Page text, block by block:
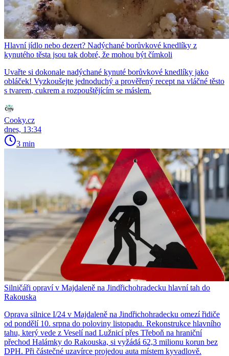
Hlavní jídlo nebo dezert? Nadýchané borůvkové knedlíky z
kynutého těsta jsou tak dobré, že mohou být čímkoli
Uvařte si dokonale nadýchané kynuté borůvkové knedlíky jako
obláček! Vyzkoušejte jednoduchý a prověřený recept na vláčné těsto
s tvarem, cukrem a rozpouštějícím se máslem.
Cooky.cz
dnes, 13:34
3 min
Silničáři opraví v Majdaleně na Jindřichohradecku hlavní tah do
Rakouska
Oprava silnice I/24 v Majdaleně na Jindřichohradecku omezí řidiče
od pondělí 10. srpna do poloviny listopadu. Rekonstrukce hlavního
tahu, který vede z Veselí nad Lužnicí přes Třeboň na hraniční
přechod Halámky do Rakouska, si vyžádá 62,3 milionu korun bez
DPH. Při částečné uzavírce projedou auta místem kyvadlově.